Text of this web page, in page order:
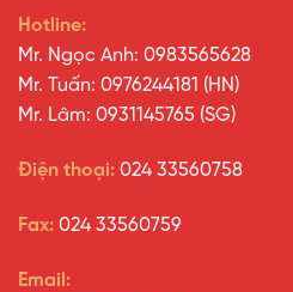
Hotline:
Mr. Ngọc Anh: 0983565628
Mr. Tuấn: 0976244181 (HN)
Mr. Lâm: 0931145765 (SG)
Điện thoại: 024 33560758
Fax: 024 33560759
Email: